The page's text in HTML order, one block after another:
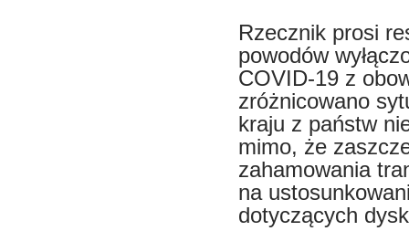
Rzecznik prosi
powodów
COVID-19 z
zróżnicowano
kraju z państw
mimo, że
zahamowania
na
dotyczących